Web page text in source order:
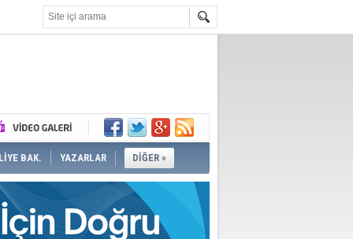
BAK. YAZARLAR DİĞER »